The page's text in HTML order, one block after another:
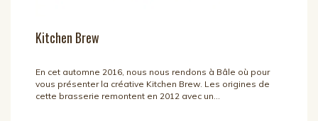
Kitchen Brew
En cet automne 2016, nous nous rendons à Bâle où pour
vous présenter la créative Kitchen Brew. Les origines de
cette brasserie remontent en 2012 avec un...